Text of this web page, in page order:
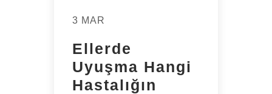
3 MAR
Ellerde
Uyuşma Hangi
Hastalığın